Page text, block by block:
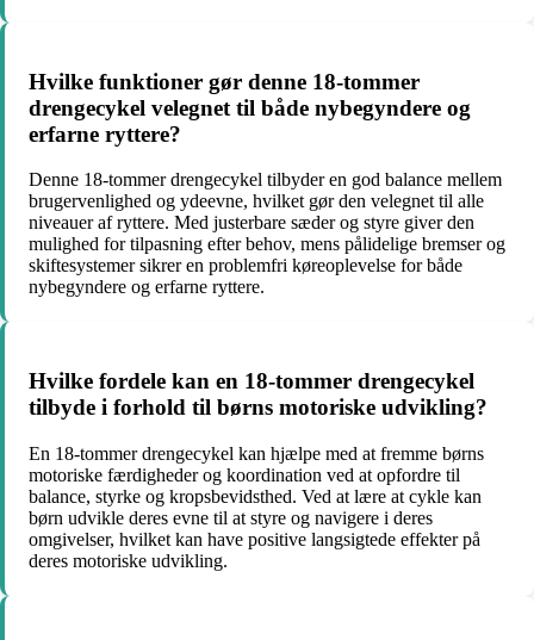
Hvilke funktioner gør denne 18-tommer
drengecykel velegnet til både nybegyndere og
erfarne ryttere?
Denne 18-tommer drengecykel tilbyder en god balance mellem
brugervenlighed og ydeevne, hvilket gør den velegnet til alle
niveauer af ryttere. Med justerbare sæder og styre giver den
mulighed for tilpasning efter behov, mens pålidelige bremser og
skiftesystemer sikrer en problemfri køreoplevelse for både
nybegyndere og erfarne ryttere.
Hvilke fordele kan en 18-tommer drengecykel
tilbyde i forhold til børns motoriske udvikling?
En 18-tommer drengecykel kan hjælpe med at fremme børns
motoriske færdigheder og koordination ved at opfordre til
balance, styrke og kropsbevidsthed. Ved at lære at cykle kan
børn udvikle deres evne til at styre og navigere i deres
omgivelser, hvilket kan have positive langsigtede effekter på
deres motoriske udvikling.